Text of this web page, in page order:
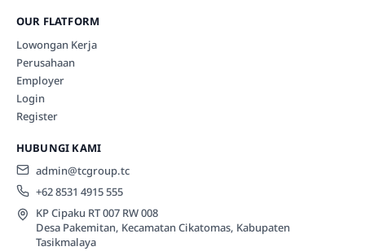
OUR FLATFORM
Lowongan Kerja
Perusahaan
Employer
Login
Register
HUBUNGI KAMI
admin@tcgroup.tc
+62 8531 4915 555
KP Cipaku RT 007 RW 008
Desa Pakemitan, Kecamatan Cikatomas, Kabupaten
Tasikmalaya